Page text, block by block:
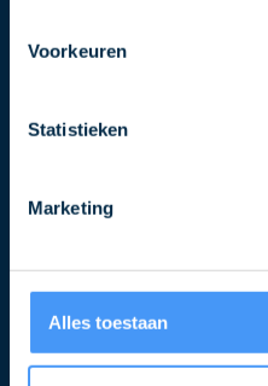
Voorkeuren
Statistieken
Marketing
Alles toestaan
Naam